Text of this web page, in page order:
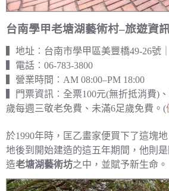
台南學甲老塘湖藝術村–旅遊資
▍地址︰台南市學甲區美豐橋49-26號｜
▍電話︰06-783-3800
▍營業時間︰AM 08:00–PM 18:00
▍門票資訊︰全票100元(無折抵消費)
歲每週三敬老免費、未滿6足歲免費。(
於1990年時，匡乙畫家便買下了這塊
地後到開始建造的這五年期間，他則
造老塘湖藝術坊之中，並賦予新生命。